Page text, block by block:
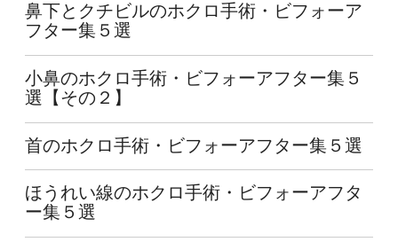
鼻下とクチビルのホクロ手術・ビフォーア
フター集５選
小鼻のホクロ手術・ビフォーアフター集５
選【その２】
首のホクロ手術・ビフォーアフター集５選
ほうれい線のホクロ手術・ビフォーアフタ
ー集５選